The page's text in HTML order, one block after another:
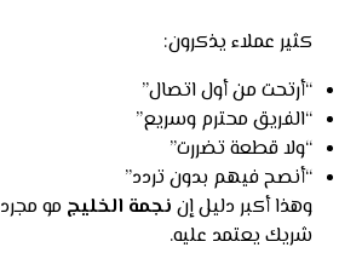
كثير عملاء يذكرون:
“أرتحت من أول اتصال”
“الفريق محترم وسريع”
“ولا قطعة تضررت”
“أنصح فيهم بدون تردد”
وهذا أكبر دليل إن نجمة الخليج مو مجرد
شريك يعتمد عليه.